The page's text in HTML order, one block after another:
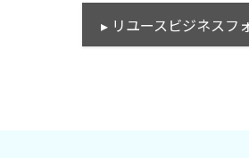
▸ リユースビジネスフ